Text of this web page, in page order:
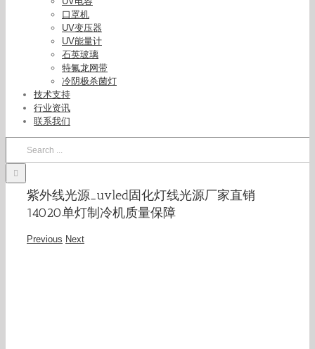
口罩机
UV变压器
UV能量计
石英玻璃
特氟龙网带
冷阴极杀菌灯
技术支持
行业资讯
联系我们
紫外线光源_uvled固化灯线光源厂家直销
14020单灯制冷机质量保障
Previous Next